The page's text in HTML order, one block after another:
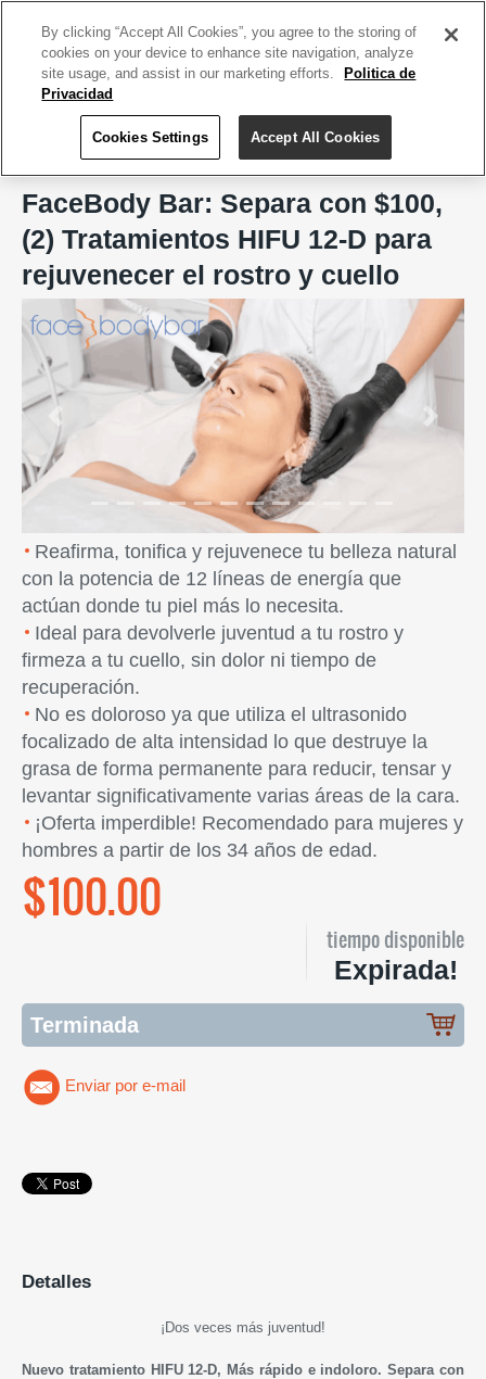
FaceBody Bar, San Juan
FaceBody Bar: Separa con $100,
(2) Tratamientos HIFU 12-D para
rejuvenecer el rostro y cuello
Previous Next
Reafirma, tonifica y rejuvenece tu belleza natural
con la potencia de 12 líneas de energía que
actúan donde tu piel más lo necesita.
Ideal para devolverle juventud a tu rostro y
firmeza a tu cuello, sin dolor ni tiempo de
recuperación.
No es doloroso ya que utiliza el ultrasonido
focalizado de alta intensidad lo que destruye la
grasa de forma permanente para reducir, tensar y
levantar significativamente varias áreas de la cara.
¡Oferta imperdible! Recomendado para mujeres y
hombres a partir de los 34 años de edad.
$100.00
tiempo disponible
Expirada!
Terminada
Enviar por e-mail
Detalles
¡Dos veces más juventud!
Nuevo tratamiento HIFU 12-D, Más rápido e indoloro. Separa con
By clicking “Accept All Cookies”, you agree to the storing of
cookies on your device to enhance site navigation, analyze
site usage, and assist in our marketing efforts.
Politica de
Privacidad
Cookies Settings Accept All Cookies